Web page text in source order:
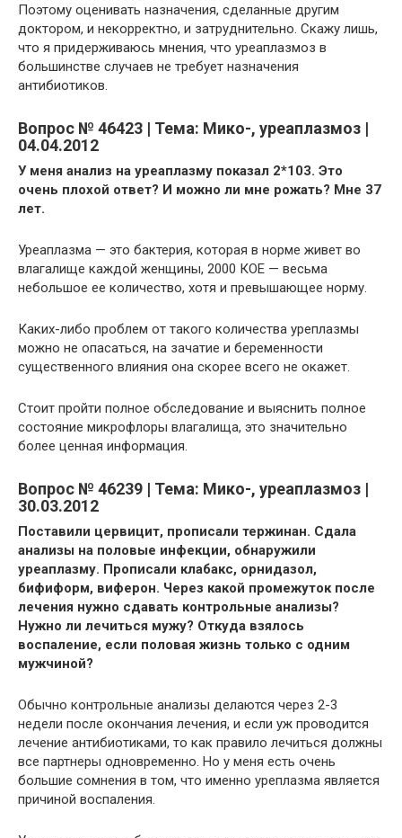
Поэтому оценивать назначения, сделанные другим
доктором, и некорректно, и затруднительно. Скажу лишь,
что я придерживаюсь мнения, что уреаплазмоз в
большинстве случаев не требует назначения
антибиотиков.
Вопрос № 46423 | Тема: Мико-, уреаплазмоз |
04.04.2012
У меня анализ на уреаплазму показал 2*103. Это
очень плохой ответ? И можно ли мне рожать? Мне 37
лет.
Уреаплазма — это бактерия, которая в норме живет во
влагалище каждой женщины, 2000 КОЕ — весьма
небольшое ее количество, хотя и превышающее норму.
Каких-либо проблем от такого количества уреплазмы
можно не опасаться, на зачатие и беременности
существенного влияния она скорее всего не окажет.
Стоит пройти полное обследование и выяснить полное
состояние микрофлоры влагалища, это значительно
более ценная информация.
Вопрос № 46239 | Тема: Мико-, уреаплазмоз |
30.03.2012
Поставили цервицит, прописали тержинан. Сдала
анализы на половые инфекции, обнаружили
уреаплазму. Прописали клабакс, орнидазол,
бифиформ, виферон. Через какой промежуток после
лечения нужно сдавать контрольные анализы?
Нужно ли лечиться мужу? Откуда взялось
воспаление, если половая жизнь только с одним
мужчиной?
Обычно контрольные анализы делаются через 2-3
недели после окончания лечения, и если уж проводится
лечение антибиотиками, то как правило лечиться должны
все партнеры одновременно. Но у меня есть очень
большие сомнения в том, что именно уреплазма является
причиной воспаления.